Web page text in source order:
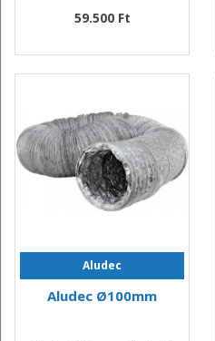
59.500 Ft
Aludec
Aludec Ø100mm